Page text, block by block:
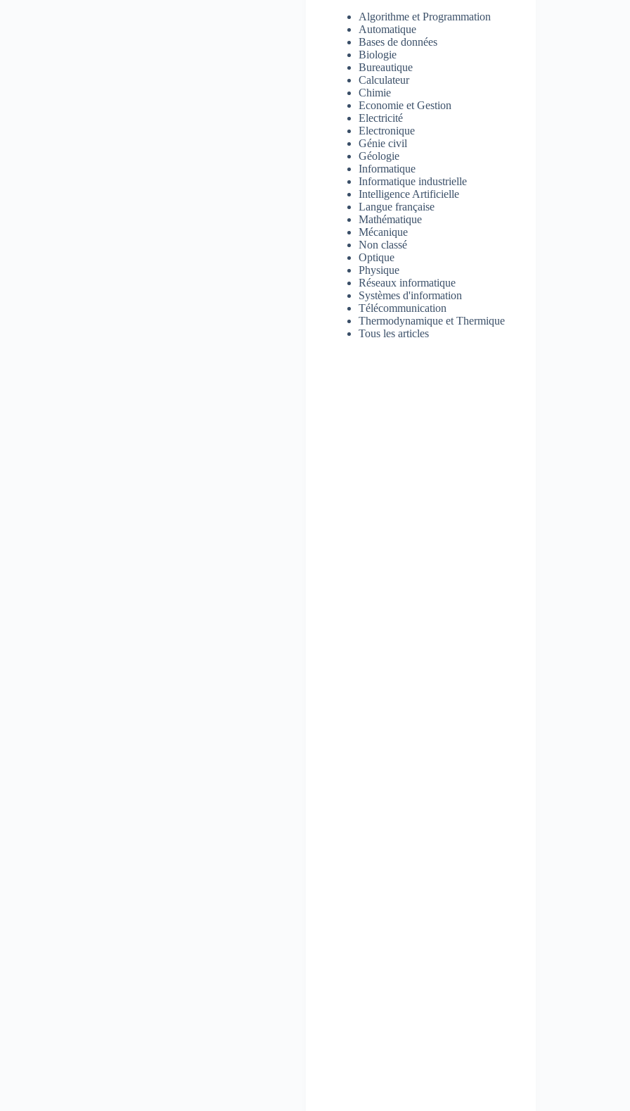
Algorithme et Programmation
Automatique
Bases de données
Biologie
Bureautique
Calculateur
Chimie
Economie et Gestion
Electricité
Electronique
Génie civil
Géologie
Informatique
Informatique industrielle
Intelligence Artificielle
Langue française
Mathématique
Mécanique
Non classé
Optique
Physique
Réseaux informatique
Systèmes d'information
Télécommunication
Thermodynamique et Thermique
Tous les articles